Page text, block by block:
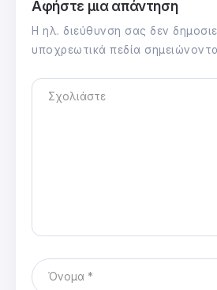
Αφήστε μια απάντηση
Η ηλ. διεύθυνση σας δεν
υποχρεωτικά πεδία